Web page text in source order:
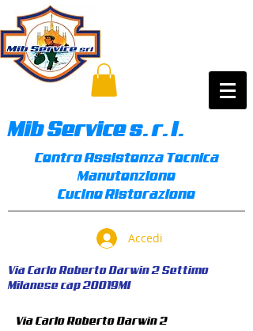
Mib Service s. r. l.
Centro Assistenza Tecnica
Manutenzione
Cucine Ristorazione
Accedi
Via Carlo Roberto Darwin 2 Settimo
Milanese cap 20019MI
Via Carlo Roberto Darwin 2